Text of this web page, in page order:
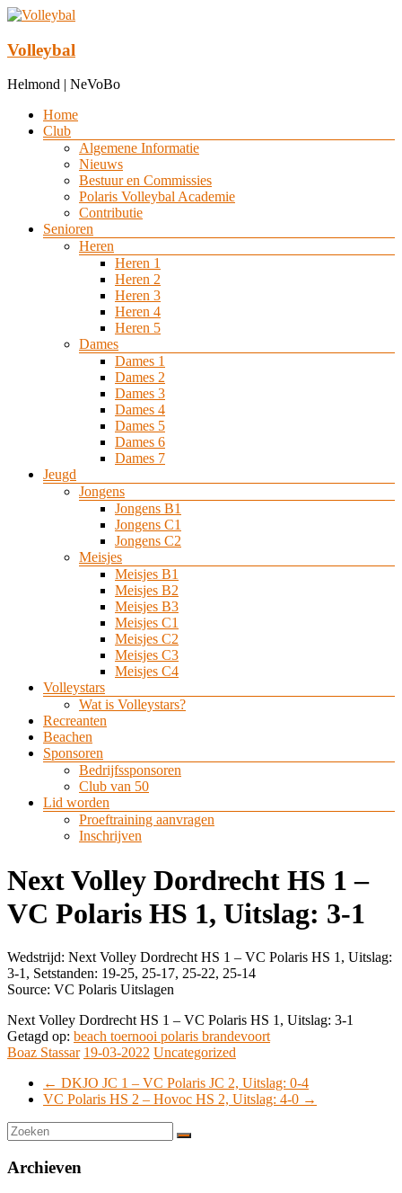
Ga
de
inhoud
Volleybal
Helmond | NeVoBo
Menu
Home
Club
Algemene Informatie
Nieuws
Bestuur en Commissies
Polaris Volleybal Academie
Contributie
Senioren
Heren
Heren 1
Heren 2
Heren 3
Heren 4
Heren 5
Dames
Dames 1
Dames 2
Dames 3
Dames 4
Dames 5
Dames 6
Dames 7
Jeugd
Jongens
Jongens B1
Jongens C1
Jongens C2
Meisjes
Meisjes B1
Meisjes B2
Meisjes B3
Meisjes C1
Meisjes C2
Meisjes C3
Meisjes C4
Volleystars
Wat is Volleystars?
Recreanten
Beachen
Sponsoren
Bedrijfssponsoren
Club van 50
Lid worden
Proeftraining aanvragen
Inschrijven
Next Volley Dordrecht HS 1 –
VC Polaris HS 1, Uitslag: 3-1
Wedstrijd: Next Volley Dordrecht HS 1 – VC Polaris HS 1, Uitslag:
3-1, Setstanden: 19-25, 25-17, 25-22, 25-14
Source: VC Polaris Uitslagen
Next Volley Dordrecht HS 1 – VC Polaris HS 1, Uitslag: 3-1
Getagd op: beach toernooi polaris brandevoort
Boaz Stassar 19-03-2022 Uncategorized
← DKJO JC 1 – VC Polaris JC 2, Uitslag: 0-4
VC Polaris HS 2 – Hovoc HS 2, Uitslag: 4-0 →
Archieven